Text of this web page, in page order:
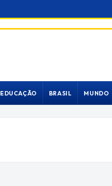
EDUCAÇÃO BRASIL MUNDO